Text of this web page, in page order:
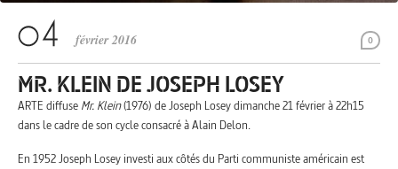
0
février 2016
MR. KLEIN DE JOSEPH LOSEY
ARTE diffuse Mr. Klein(1976) de Joseph Losey dimanche 21 février à 22h15
dans le cadre de son cycle consacré à Alain Delon.
En 1952 Joseph Losey investi aux côtés du Parti communiste américain est